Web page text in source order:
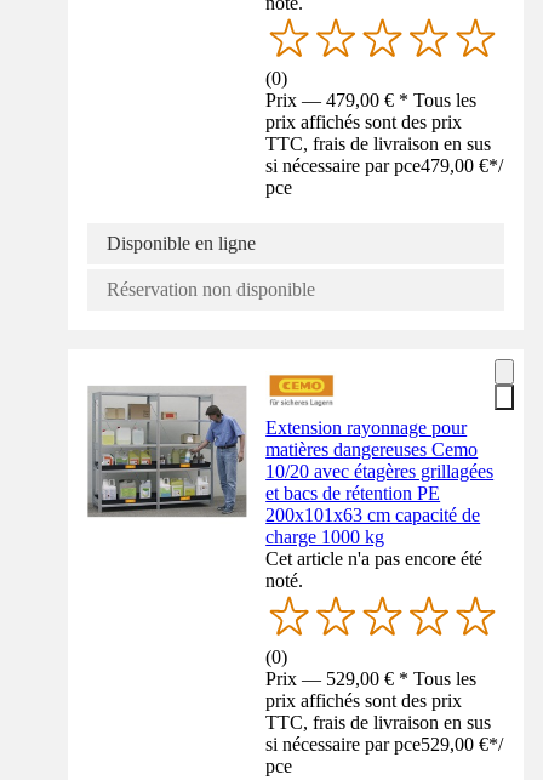
(0)
Prix — 479,00 € * Tous les
prix affichés sont des prix
TTC, frais de livraison en sus
si nécessaire par pce479,00 €*/
pce
Disponible en ligne
Réservation non disponible
Extension rayonnage pour
matières dangereuses Cemo
10/20 avec étagères grillagées
et bacs de rétention PE
200x101x63 cm capacité de
charge 1000 kg
Cet article n'a pas encore été
noté.
(0)
Prix — 529,00 € * Tous les
prix affichés sont des prix
TTC, frais de livraison en sus
si nécessaire par pce529,00 €*/
pce